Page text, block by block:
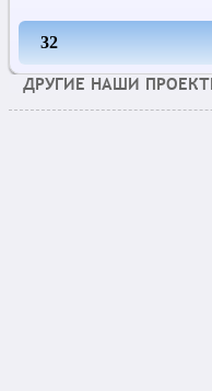
32
ДРУГИЕ НАШИ